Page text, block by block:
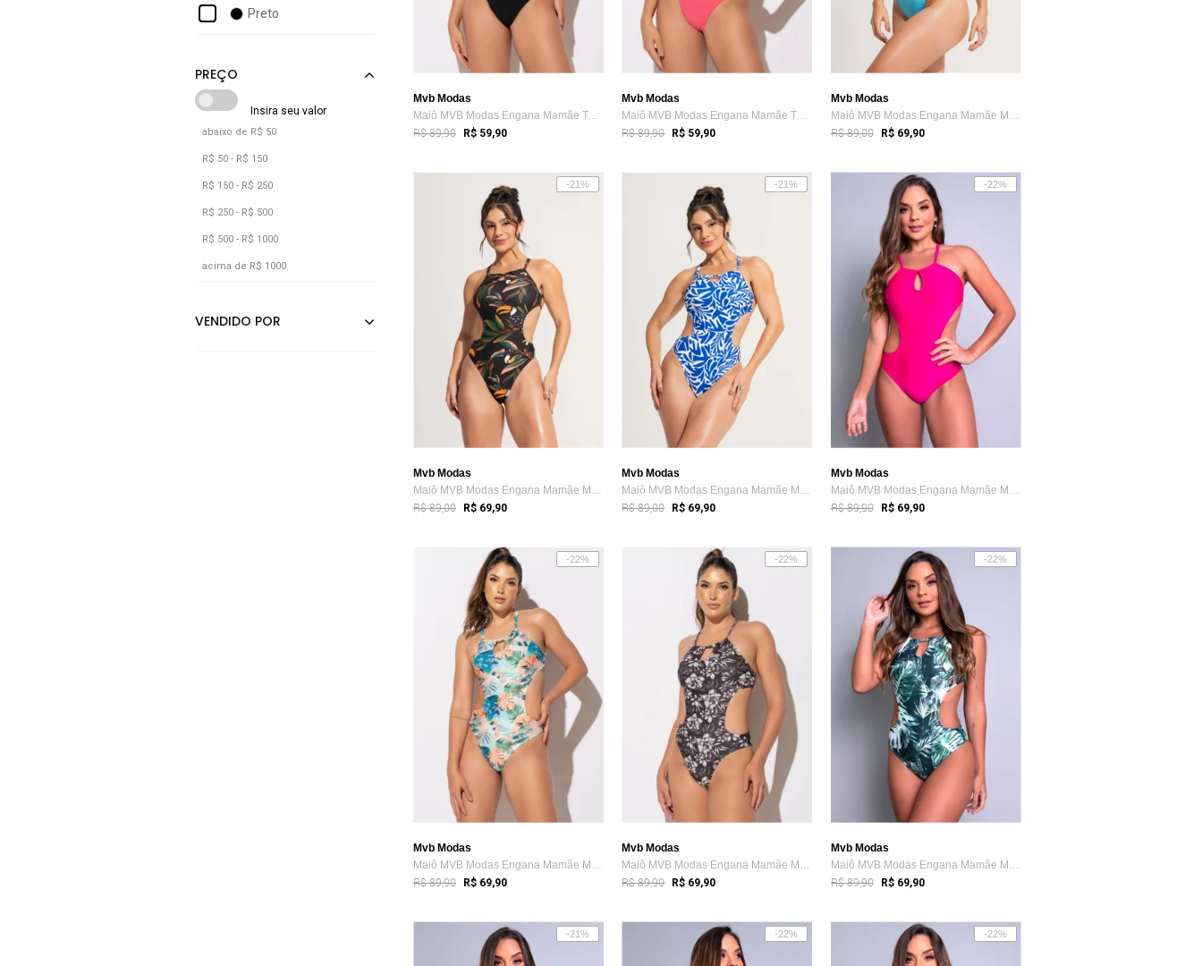
Preto
Vermelho
abaixo de R$ 50
R$ 50 - R$ 150
R$ 150 - R$ 250
R$ 250 - R$ 500
R$ 500 - R$ 1000
acima de R$ 1000
Mvb Modas
Maiô MVB Modas Engana Mamãe Textura Alto...
R$ 89,90 R$ 59,90
Mvb Modas
Maiô MVB Modas Engana Mamãe Textura Alto...
R$ 89,90 R$ 59,90
Mvb Modas
Maiô MVB Modas Engana Mamãe Moda Praia Água
R$ 89,00 R$ 69,90
-21%
Mvb Modas
Maiô MVB Modas Engana Mamãe Moda Praia Tropical
R$ 89,00 R$ 69,90
-21%
Mvb Modas
Maiô MVB Modas Engana Mamãe Moda Praia Santorini
R$ 89,00 R$ 69,90
-22%
Mvb Modas
Maiô MVB Modas Engana Mamãe Moda Praia Rosa
R$ 89,90 R$ 69,90
-22%
Mvb Modas
Maiô MVB Modas Engana Mamãe Moda Praia E...
R$ 89,90 R$ 69,90
-22%
Mvb Modas
Maiô MVB Modas Engana Mamãe Moda Praia E...
R$ 89,90 R$ 69,90
-22%
Mvb Modas
Maiô MVB Modas Engana Mamãe Moda Praia E...
R$ 89,90 R$ 69,90
-21% -22% -22%